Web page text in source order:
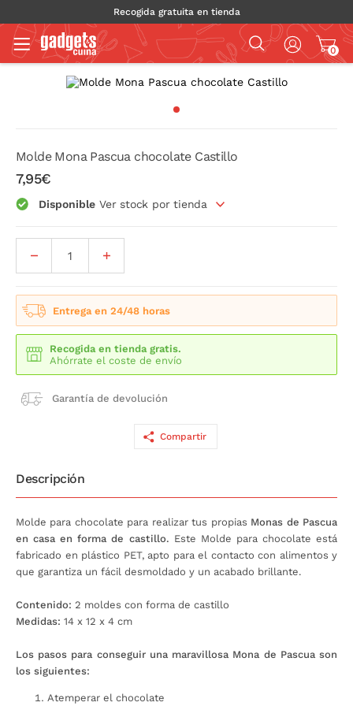
Recogida gratuita en tienda
0
Molde Mona Pascua chocolate Castillo
7,95€
Disponible Ver stock por tienda
Entrega en 24/48 horas
Recogida en tienda gratis.
Ahórrate el coste de envío
Garantía de devolución
Compartir
Descripción
Molde para chocolate para realizar tus propias Monas de Pascua
en casa en forma de castillo. Este Molde para chocolate está
fabricado en plástico PET, apto para el contacto con alimentos y
que garantiza un fácil desmoldado y un acabado brillante.
Contenido: 2 moldes con forma de castillo
Medidas: 14 x 12 x 4 cm
Los pasos para conseguir una maravillosa Mona de Pascua son
los siguientes:
Atemperar el chocolate